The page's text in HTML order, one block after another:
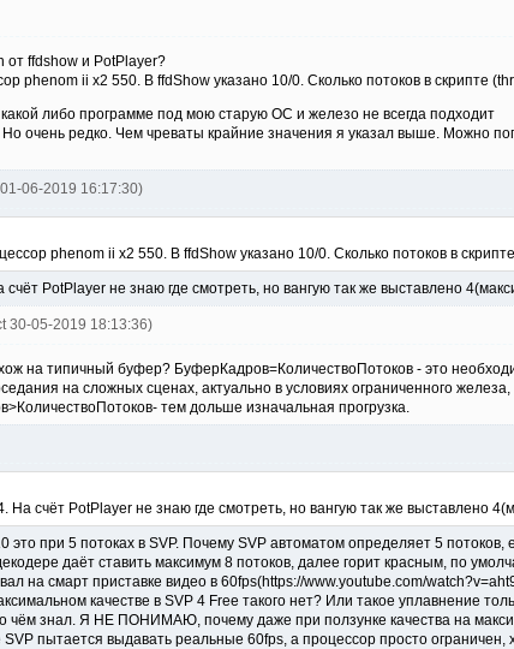
от ffdshow и PotPlayer?
phenom ii x2 550. В ffdShow указано 10/0. Сколько потоков в скрипте
либо программе под мою старую ОС и железо не всегда подходит
очень редко. Чем чреваты крайние значения я указал выше. Можно
06-2019 16:17:30)
phenom ii x2 550. В ffdShow указано 10/0. Сколько потоков в
PotPlayer не знаю где смотреть, но вангую так же выставлено
30-05-2019 18:13:36)
на типичный буфер? БуферКадров=КоличествоПотоков - это
на сложных сценах, актуально в условиях ограниченного
тем дольше изначальная прогрузка.
На счёт PotPlayer не знаю где смотреть, но вангую так же выставлено
при 5 потоках в SVP. Почему SVP автоматом определяет 5 потоков,
даёт ставить максимум 8 потоков, далее горит красным, по
на смарт приставке видео в 60fps(https://www.youtube.com/
качестве в SVP 4 Free такого нет? Или такое уплавнение
чём знал. Я НЕ ПОНИМАЮ, почему даже при ползунке качества на
пытается выдавать реальные 60fps, а процессор просто ограничен,